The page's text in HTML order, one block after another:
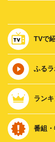
TVで
ふる
ラン
番組